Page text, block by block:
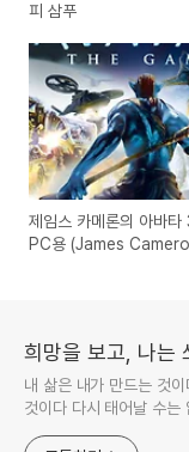
피 삼푸
제임스 카메론의 아바타
PC용 (James
희망을 보고, 나는
내 삶은 내가 만드는 것
것이다 다시 태어날 수는